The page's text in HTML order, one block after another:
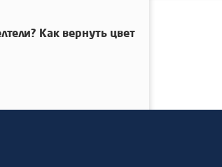
Как вернуть цвет